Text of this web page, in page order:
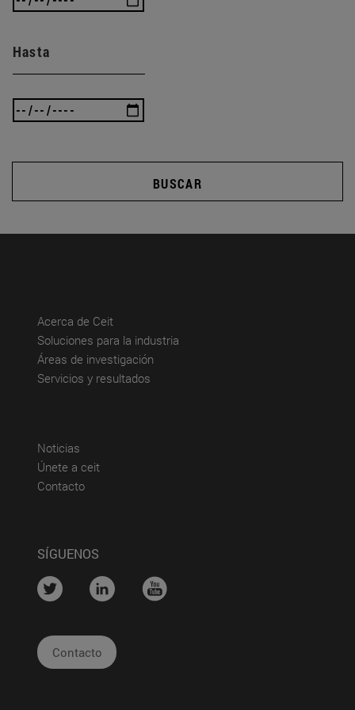
Hasta
BUSCAR
Acerca de Ceit(abre en nueva ventana)
Soluciones para la industria
Áreas de investigación
Servicios y resultados
Noticias
Únete a ceit(abre en nueva ventana)
Contacto(abre en nueva ventana)
SÍGUENOS
.... .... ....
Contacto